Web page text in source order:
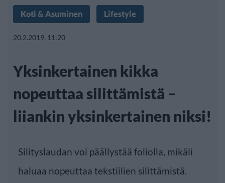
Koti & Asuminen Lifestyle
20.2.2019, 11:20
Yksinkertainen kikka
nopeuttaa silittämistä –
liiankin yksinkertainen niksi!
Silityslaudan voi päällystää foliolla, mikäli
haluaa nopeuttaa tekstiilien silittämistä.